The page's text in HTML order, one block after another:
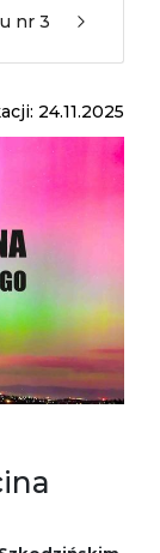
nr 3
24.11.2025